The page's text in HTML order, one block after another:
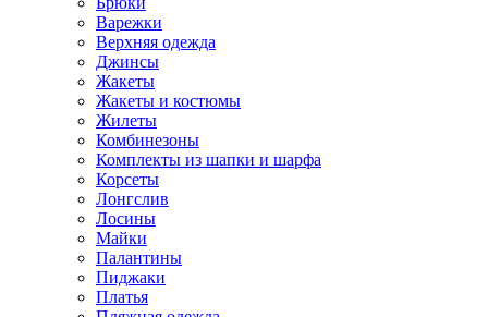
Варежки
Верхняя одежда
Джинсы
Жакеты
Жакеты и костюмы
Жилеты
Комбинезоны
Комплекты из шапки и шарфа
Корсеты
Лонгслив
Лосины
Майки
Палантины
Пиджаки
Платья